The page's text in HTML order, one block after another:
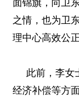
面锦旗，向卫
之情，也为卫
理中心高效公
此前，李女
经济补偿等方